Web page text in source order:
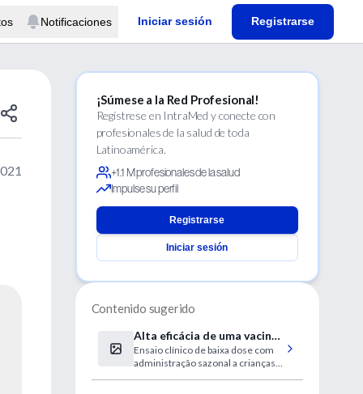
Notificaciones Iniciar sesión Registrarse
¡Súmese a la Red Profesional!
Regístrese en IntraMed y conecte con
profesionales de la salud de toda
Latinoamérica.
+1.1 M profesionales de la salud
Impulse su perfil
Registrarse
Iniciar sesión
Contenido sugerido
Alta eficácia de uma vacina
candidata contra a malária
Ensaio clínico de baixa dose com
administração sazonal a crianças